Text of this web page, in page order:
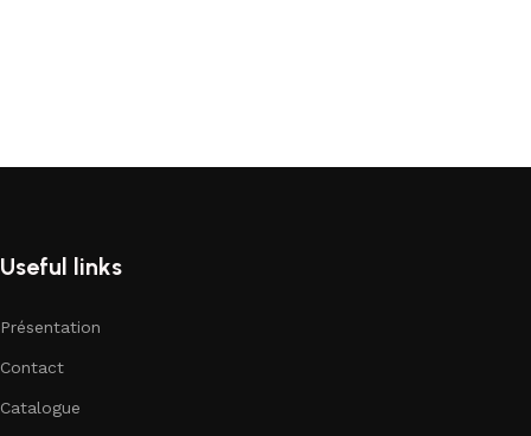
Useful links
Présentation
Contact
Catalogue